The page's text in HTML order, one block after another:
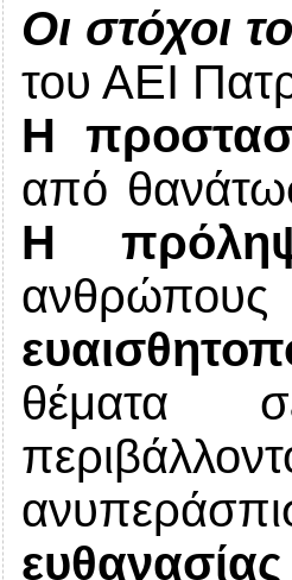
Οι στόχοι
του ΑΕΙ
Η
από
Η
θέματα
ευθανασίας